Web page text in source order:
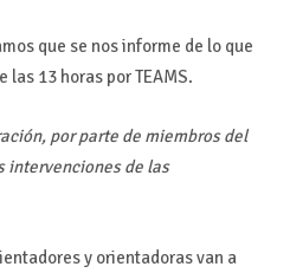
que se nos informe de lo que
las 13 horas por TEAMS.
por parte de miembros del
intervenciones de las
y orientadoras van a